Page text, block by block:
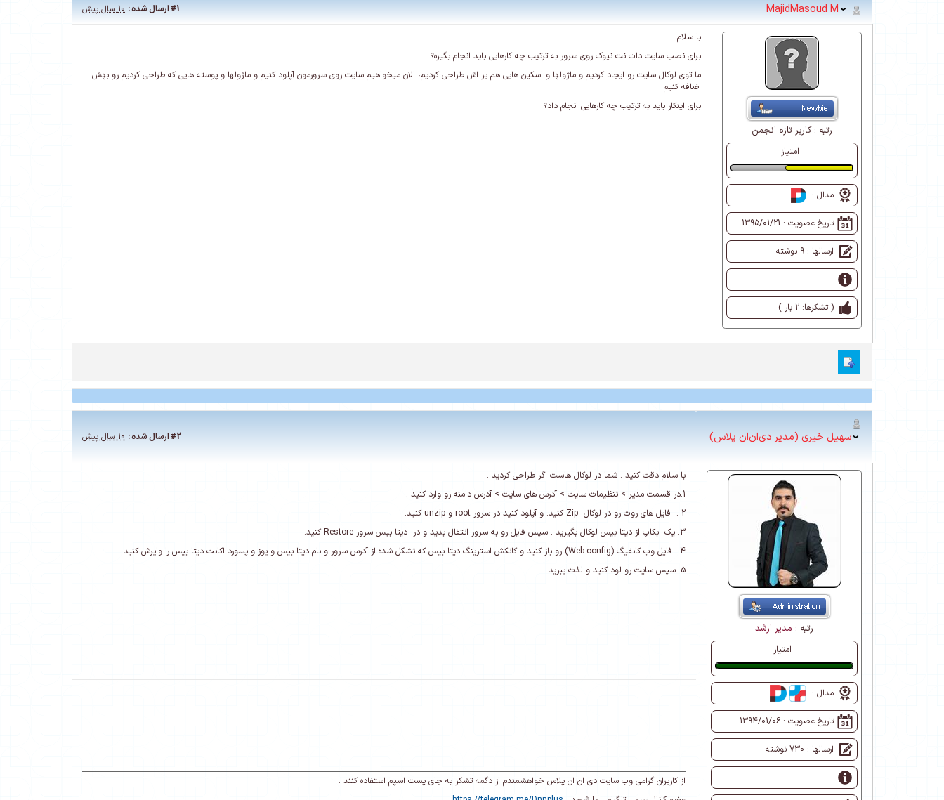
MajidMasoud M
#1ارسال شده : 10 سال پیش
رتبه :کاربر تازه انجمن
امتیاز
طبیعی
مدال :
تاریخ عضویت : 1395/01/21
ارسالها : 9 نوشته
( تشکرها: 2 بار )
با سلام
برای نصب سایت دات نت نیوک روی سرور به ترتیب چه کارهایی باید انجام بگیره؟
ما توی لوکال سایت رو ایجاد کردیم و ماژولها و اسکین هایی هم بر اش طراحی کردیم، الان میخواهیم سایت روی سرورمون آپلود کنیم و ماژولها و پوسته هایی که طراحی کردیم رو بهش
اضافه کنیم
برای اینکار باید به ترتیب چه کارهایی انجام داد؟
سهیل خیری (مدیر دی‌ان‌ان پلاس) #2 ارسال شده : 10 سال پیش
رتبه : مدیر ارشد
امتیاز
عالی
مدال :
تاریخ عضویت : 1394/01/06
ارسالها : 730 نوشته
با سلام دقت کنید . شما در لوکال هاست اگر طراحی کردید .
1.در قسمت مدیر > تنظیمات سایت > آدرس های سایت > آدرس دامنه رو وارد کنید .
2 . فایل های روت رو در لوکال Zip کنید. و آپلود کنید در سرور root و unzip کنید.
3. یک بکاپ از دیتا بیس لوکال بگیرید . سپس فایل رو به سرور انتقال بدید و در دیتا بیس سرور Restore کنید.
4 . فایل وب کانفیگ (Web.config) رو باز کنید و کانکش استرینگ دیتا بیس که تشکل شده از آدرس سرور و نام دیتا بیس و یوز و پسورد اکانت دیتا بیس را وایرش کنید .
5. سپس سایت رو لود کنید و لذت ببرید .
از کاربران گرامی وب سایت دی ان ان پلاس خواهشمندم از دگمه تشکر به جای پست اسپم استفاده کنند .